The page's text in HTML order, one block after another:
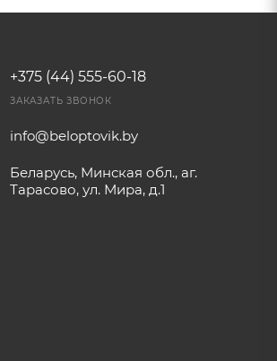
+375 (44) 555-60-18
ЗАКАЗАТЬ ЗВОНОК
info@beloptovik.by
Беларусь, Минская обл., аг.
Тарасово, ул. Мира, д.1